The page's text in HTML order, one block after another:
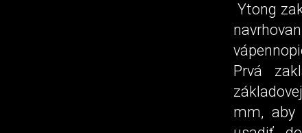
Ytong
Prvá
mm, aby